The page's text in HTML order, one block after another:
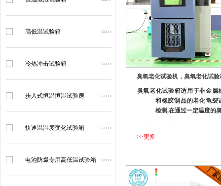
高低温试验箱
冷热冲击试验箱
步入式恒温恒湿试验房
快速温湿度变化试验箱
电池防爆专用高低温试验箱
臭氧老化试验机，臭氧老化试验
臭氧老化试验箱适用于非金属
和橡胶制品的老化龟裂
检测,在通过一定温度的
...
>>更多